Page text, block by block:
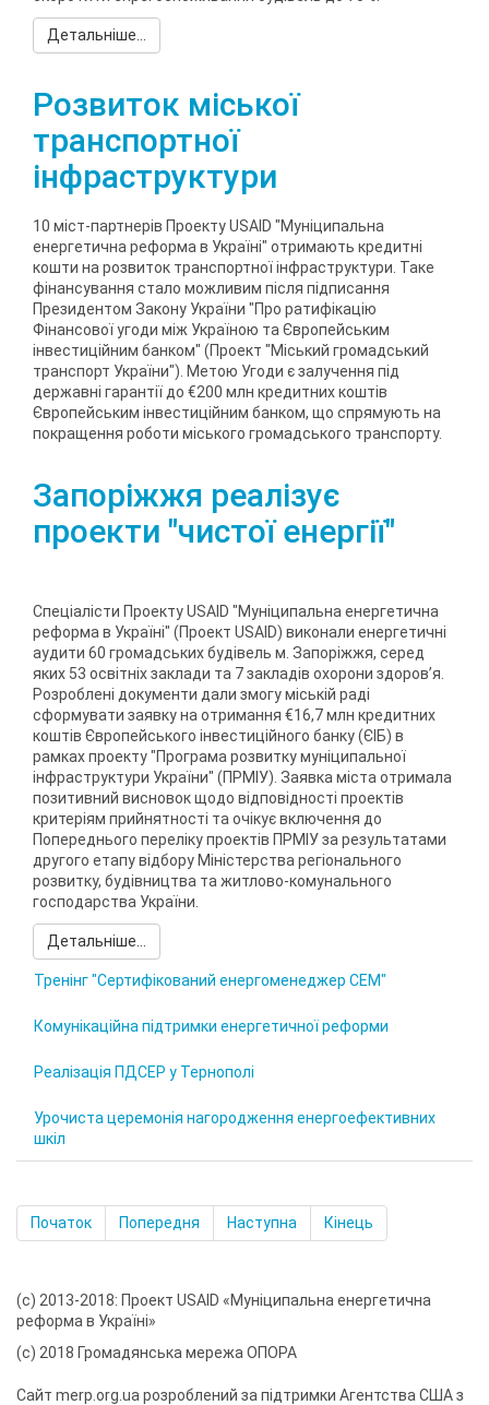
Детальніше...
Розвиток міської
транспортної
інфраструктури
10 міст-партнерів Проекту USAID "Муніципальна
енергетична реформа в Україні" отримають кредитні
кошти на розвиток транспортної інфраструктури. Таке
фінансування стало можливим після підписання
Президентом Закону України "Про ратифікацію
Фінансової угоди між Україною та Європейським
інвестиційним банком" (Проект "Міський громадський
транспорт України"). Метою Угоди є залучення під
державні гарантії до €200 млн кредитних коштів
Європейським інвестиційним банком, що спрямують на
покращення роботи міського громадського транспорту.
Запоріжжя реалізує
проекти "чистої енергії"
Спеціалісти Проекту USAID "Муніципальна енергетична
реформа в Україні" (Проект USAID) виконали енергетичні
аудити 60 громадських будівель м. Запоріжжя, серед
яких 53 освітніх заклади та 7 закладів охорони здоров’я.
Розроблені документи дали змогу міській раді
сформувати заявку на отримання €16,7 млн кредитних
коштів Європейського інвестиційного банку (ЄІБ) в
рамках проекту "Програма розвитку муніципальної
інфраструктури України" (ПРМІУ). Заявка міста отримала
позитивний висновок щодо відповідності проектів
критеріям прийнятності та очікує включення до
Попереднього переліку проектів ПРМІУ за результатами
другого етапу відбору Міністерства регіонального
розвитку, будівництва та житлово-комунального
господарства України.
Детальніше...
Тренінг "Сертифікований енергоменеджер СЕМ"
Комунікаційна підтримки енергетичної реформи
Реалізація ПДСЕР у Тернополі
Урочиста церемонія нагородження енергоефективних
шкіл
Початок Попередня Наступна Кінець
(с) 2013-2018: Проект USAID «Муніципальна енергетична
реформа в Україні»
(с) 2018 Громадянська мережа ОПОРА
Сайт merp.org.ua розроблений за підтримки Агентства США з